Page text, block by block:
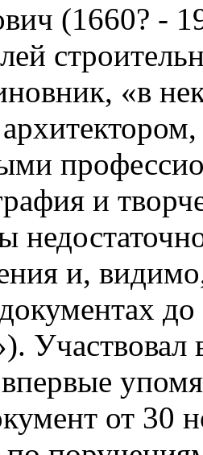
(1660? -
«в
и
и,
Участвовал
от 30